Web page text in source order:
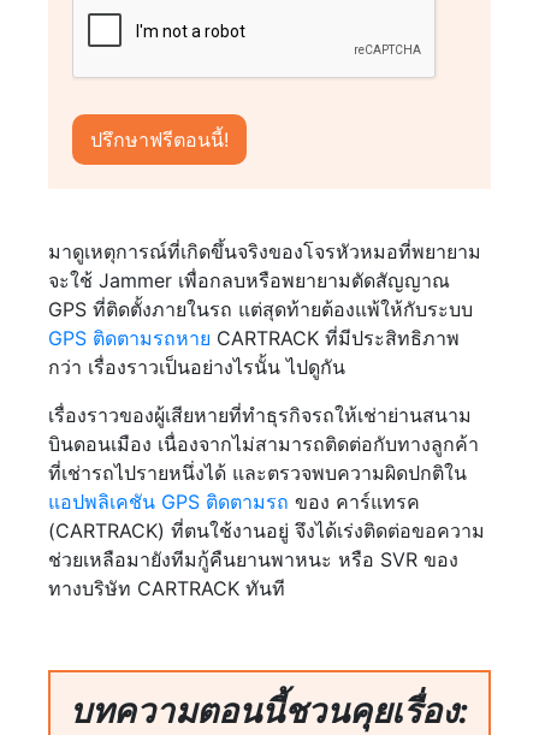
มาดูเหตุการณ์ที่เกิดขึ้นจริงของโจรหัวหมอที่พยายาม
จะใช้ Jammer เพื่อกลบหรือพยายามตัดสัญญาณ
GPS ที่ติดตั้งภายในรถ แต่สุดท้ายต้องแพ้ให้กับระบบ
GPS ติดตามรถหาย CARTRACK ที่มีประสิทธิภาพ
กว่า เรื่องราวเป็นอย่างไรนั้น ไปดูกัน
เรื่องราวของผู้เสียหายที่ทำธุรกิจรถให้เช่าย่านสนาม
บินดอนเมือง เนื่องจากไม่สามารถติดต่อกับทางลูกค้า
ที่เช่ารถไปรายหนึ่งได้ และตรวจพบความผิดปกติใน
แอปพลิเคชัน GPS ติดตามรถ ของ คาร์แทรค
(CARTRACK) ที่ตนใช้งานอยู่ จึงได้เร่งติดต่อขอความ
ช่วยเหลือมายังทีมกู้คืนยานพาหนะ หรือ SVR ของ
ทางบริษัท CARTRACK ทันที
บทความตอนนี้ชวนคุยเรื่อง: